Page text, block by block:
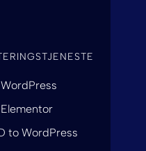
to WordPress